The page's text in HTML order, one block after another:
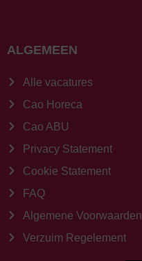
ALGEMEEN
Alle vacatures
Cao Horeca
Cao ABU
Privacy Statement
Cookie Statement
FAQ
Algemene Voorwaarden
Verzuim Regelement